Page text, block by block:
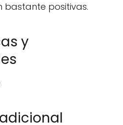
bastante positivas.
y